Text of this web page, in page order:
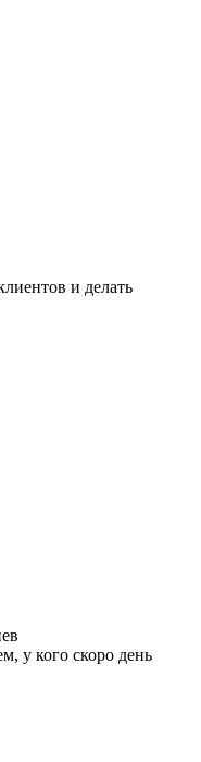
и делать
у кого скоро день